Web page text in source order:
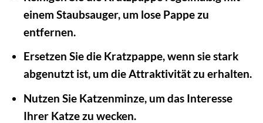
einem Staubsauger, um lose Pappe zu
entfernen.
Ersetzen Sie die Kratzpappe, wenn sie stark
abgenutzt ist, um die Attraktivität zu erhalten.
Nutzen Sie Katzenminze, um das Interesse
Ihrer Katze zu wecken.